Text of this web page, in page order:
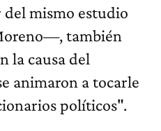
del mismo estudio
también
la causa del
animaron a tocarle
políticos".